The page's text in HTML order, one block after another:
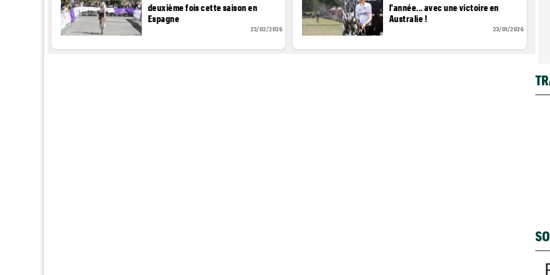
deuxième fois cette saison en
Espagne
23/02/2026
l'année... avec une victoire en
Australie !
23/01/2026